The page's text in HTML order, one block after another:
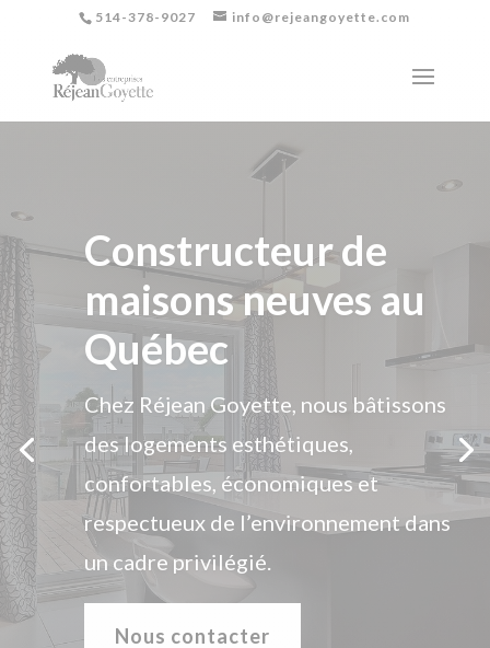
514-378-9027 info@rejeangoyette.com
Notre nouvelle
maison à construire!
À la recherche d’unenouvelle demeure
qui répond à tous vos besoins?
Nous contacter